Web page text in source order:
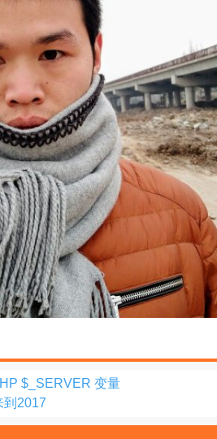
$_SERVER 变量
到2017